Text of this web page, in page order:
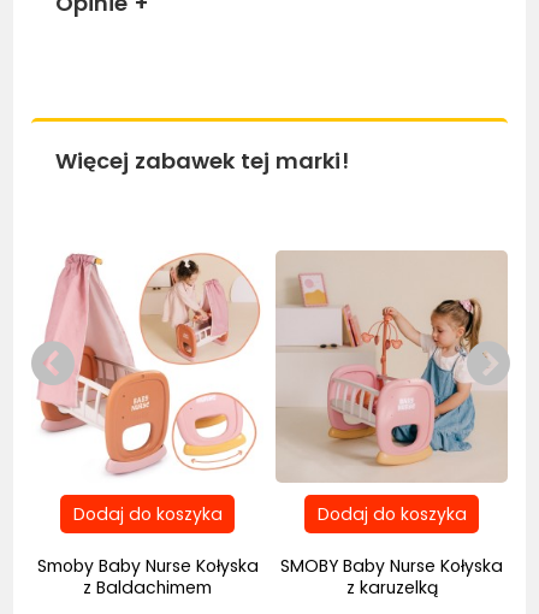
Więcej zabawek tej marki!
Smoby Baby Nurse Kołyska
z Baldachimem
SMOBY Baby Nurse Kołyska
z karuzelką